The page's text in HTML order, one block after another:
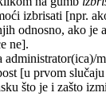
izbrisati [npr.
odnosno, ako je
ne].
administrator(ica)/
[u prvom
što je i zašto